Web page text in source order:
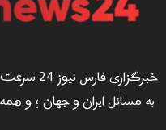
به مسائل ایران و جهان ؛ و